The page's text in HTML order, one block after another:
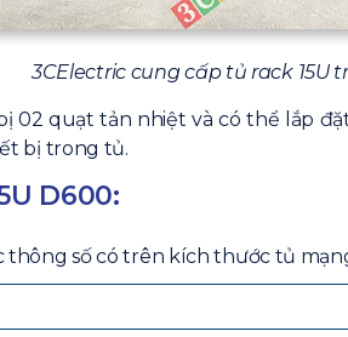
3CElectric cung cấp tủ rack 15U
02 quạt tản nhiệt và có thể lắp
bị trong tủ.
D600:
số có trên kích thước tủ